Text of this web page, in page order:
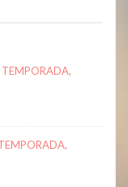
TEMPORADA,